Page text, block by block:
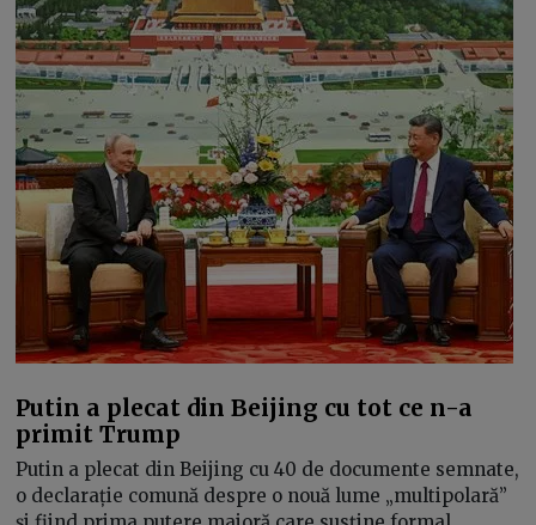
Putin a plecat din Beijing cu tot ce n-a
primit Trump
Putin a plecat din Beijing cu 40 de documente semnate,
o declarație comună despre o nouă lume „multipolară”